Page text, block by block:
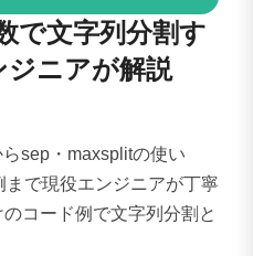
で文字列分割す
ジニアが解説
sep・maxsplitの使い
で現役エンジニアが丁寧
コード例で文字列分割と